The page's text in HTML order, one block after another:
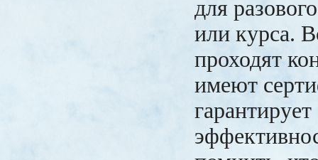
для
или курса.
проходят
имеют